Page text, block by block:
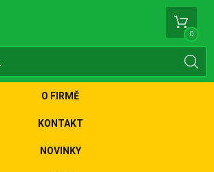
0
O FIRMĚ
KONTAKT
NOVINKY